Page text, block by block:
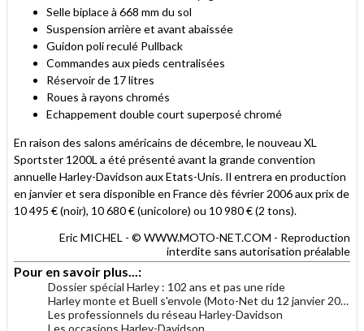
Selle biplace à 668 mm du sol
Suspension arrière et avant abaissée
Guidon poli reculé Pullback
Commandes aux pieds centralisées
Réservoir de 17 litres
Roues à rayons chromés
Echappement double court superposé chromé
En raison des salons américains de décembre, le nouveau XL
Sportster 1200L a été présenté avant la grande convention
annuelle Harley-Davidson aux Etats-Unis. Il entrera en production
en janvier et sera disponible en France dès février 2006 aux prix de
10 495 € (noir), 10 680 € (unicolore) ou 10 980 € (2 tons).
Eric MICHEL - © WWW.MOTO-NET.COM - Reproduction
interdite sans autorisation préalable
Pour en savoir plus...:
Dossier spécial Harley : 102 ans et pas une ride
Harley monte et Buell s'envole (Moto-Net du 12 janvier 2005)
Les professionnels du réseau Harley-Davidson
Les occasions Harley-Davidson